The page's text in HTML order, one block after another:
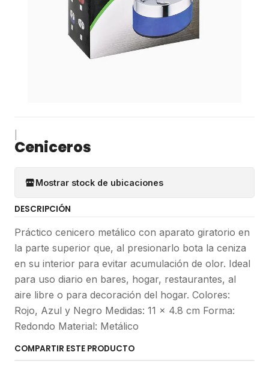
Ceniceros
Mostrar stock de ubicaciones
DESCRIPCIÓN
Práctico cenicero metálico con aparato giratorio en
la parte superior que, al presionarlo bota la ceniza
en su interior para evitar acumulación de olor. Ideal
para uso diario en bares, hogar, restaurantes, al
aire libre o para decoración del hogar. Colores:
Rojo, Azul y Negro Medidas: 11 x 4.8 cm Forma:
Redondo Material: Metálico
COMPARTIR ESTE PRODUCTO